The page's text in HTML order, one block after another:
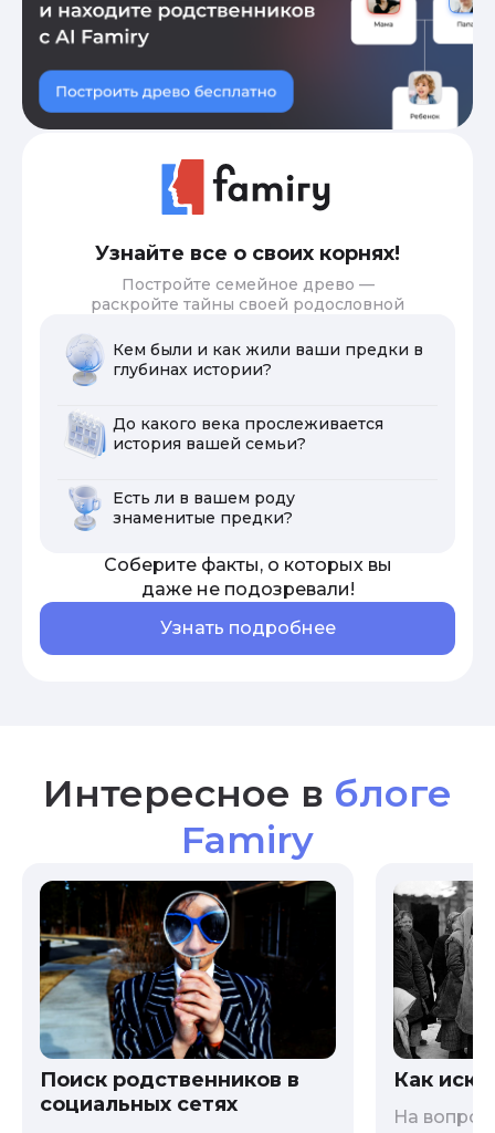
Узнайте все о своих корнях!
Постройте семейное древо —
раскройте тайны своей родословной
Кем были и как жили ваши предки в
глубинах истории?
До какого века прослеживается
история вашей семьи?
Есть ли в вашем роду
знаменитые предки?
Соберите факты, о которых вы
даже не подозревали!
Узнать подробнее
Интересное в блоге
Famiry
Поиск родственников в
социальных сетях
Как
На вопрос